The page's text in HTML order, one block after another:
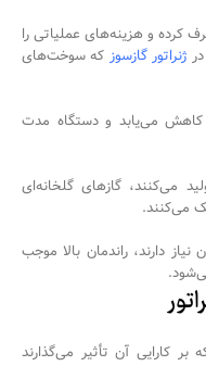
کرده و هزینه‌های عملیاتی را
ژنراتور گازسوز که سوخت‌های
کاهش می‌یابد و دستگاه مدت
می‌کنند، گازهای گلخانه‌ای
می‌کنند.
دارند، راندمان بالا موجب
بر کارایی آن تأثیر می‌گذارند